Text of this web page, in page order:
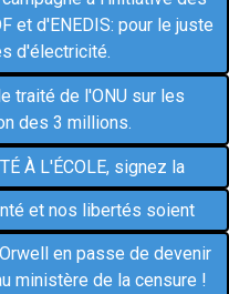
et d'ENEDIS: pour le juste
d'électricité.
traité de l'ONU sur les
des 3 millions.
NON À
À L'ÉCOLE, signez la
!
contre leTraité OMS:
et nos libertés soient
de l'OMS.
en passe de devenir
ministère de la censure !